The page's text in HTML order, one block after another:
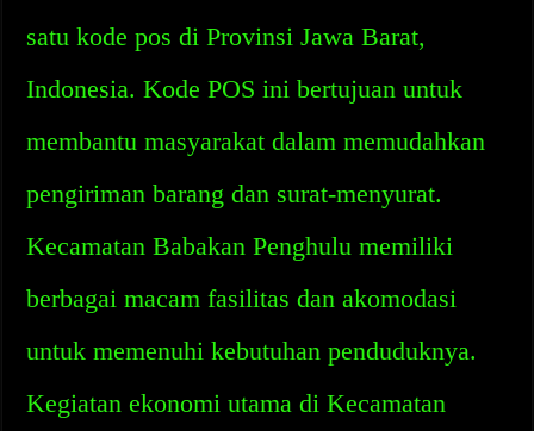
satu kode pos di Provinsi Jawa Barat,
Indonesia. Kode POS ini bertujuan untuk
membantu masyarakat dalam memudahkan
pengiriman barang dan surat-menyurat.
Kecamatan Babakan Penghulu memiliki
berbagai macam fasilitas dan akomodasi
untuk memenuhi kebutuhan penduduknya.
Kegiatan ekonomi utama di Kecamatan